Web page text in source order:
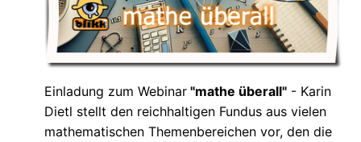
Einladung zum Webinar "mathe überall" - Karin
Dietl stellt den reichhaltigen Fundus aus vielen
mathematischen Themenbereichen vor, den die